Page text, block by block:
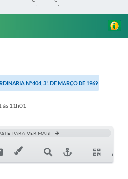
Nº 404, 31 DE MARÇO DE 1969
às 11h01
PARA VER MAIS